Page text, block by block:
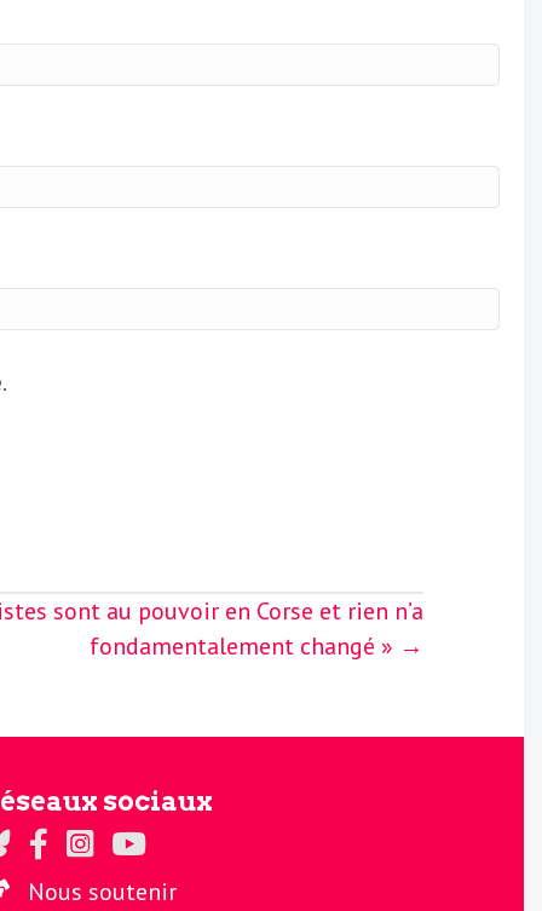
sont au pouvoir en Corse et rien n’a
fondamentalement changé » →
sociaux
sur Twitter
Regards sur Facebook
Regards sur Instagram
La chaine Regards sur Youtube
Nous soutenir